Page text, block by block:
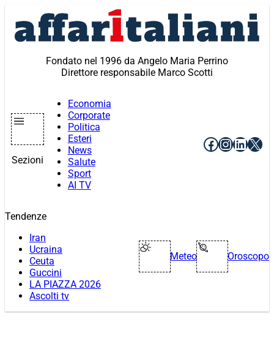
contenuto
Fondato nel 1996 da Angelo Maria Perrino
Direttore responsabile Marco Scotti
Sezioni
Economia
Corporate
Politica
Esteri
News
Salute
Sport
AI TV
Facebook
X
Tendenze
Iran
Ucraina
Ceuta
Guccini
LA PIAZZA 2026
Ascolti tv
Meteo Oroscopo